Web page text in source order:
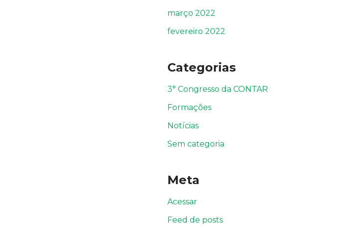
março 2022
fevereiro 2022
Categorias
3° Congresso da CONTAR
Formações
Notícias
Sem categoria
Meta
Acessar
Feed de posts